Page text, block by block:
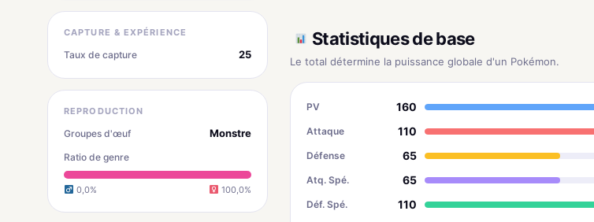
CAPTURE & EXPÉRIENCE
Taux de capture 25
REPRODUCTION
Groupes d'œuf Monstre
Ratio de genre
0,0% 100,0%
Statistiques de base
Le total détermine la puissance globale d'un Pokémon.
PV 160
Attaque 110
Défense 65
Atq. Spé. 65
Déf. Spé. 110